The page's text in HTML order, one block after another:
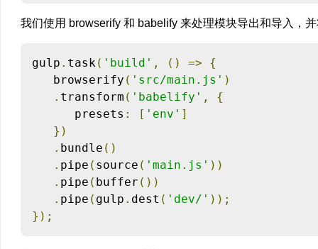
我们使用 browserify 和 babelify 来处理模块导出和导入，
gulp . task( 'build' , () =>
{
   browserify
( 'src/main.js' )
. transform ( 'babelify' ,
{
      presets
: [ 'env' ]
})
. bundle ()
. pipe ( source ( 'main.js' ))
. pipe ( buffer ())
. pipe ( gulp . dest ( 'dev/' ));
});